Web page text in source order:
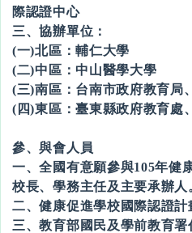
際認證中心
三、協辦單位：
(一)北區：輔仁大學
(二)中區：中山醫學大學
(三)南區：台南市政府教育局
(四)東區：臺東縣政府教育處
參、與會人員
一、全國有意願參與105年健
校長、學務主任及主要承辦人
二、健康促進學校國際認證計
三、教育部國民及學前教育